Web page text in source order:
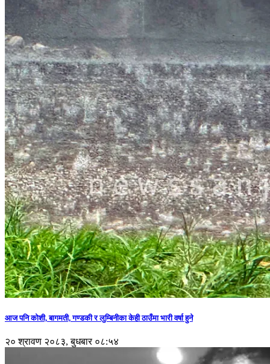
आज पनि कोशी, बागमती, गण्डकी र लुम्बिनीका केही ठाउँमा भारी वर्षा हुने
२० श्रावण २०८३, बुधबार ०८:५४